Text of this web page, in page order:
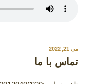
نوشته‌شده
می 21, 2022
تماس با ما